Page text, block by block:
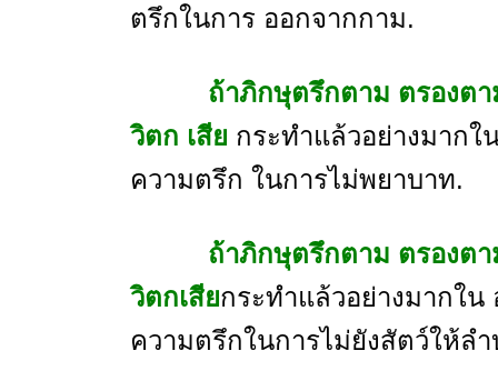
ตรึกในการ ออกจากกาม.
ถ้าภิกษุตรึกตาม ตรองตาม
วิตก เสีย กระทําแล้วอย่างมาก
ความตรึก ในการไม่พยาบาท.
ถ้าภิกษุตรึกตาม ตรองตาม
วิตกเสียกระทําแล้วอย่างมากใ
ความตรึกในการไม่ยังสัตว์ให้ลํ